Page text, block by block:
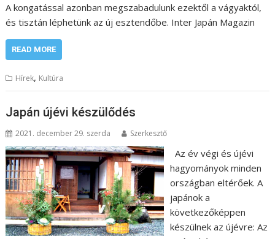
A kongatással azonban megszabadulunk ezektől a vágyaktól,
és tisztán léphetünk az új esztendőbe. Inter Japán Magazin
READ MORE
Hírek, Kultúra
Japán újévi készülődés
2021. december 29. szerda Szerkesztő
Az év végi és újévi
hagyományok minden
országban eltérőek. A
japánok a
következőképpen
készülnek az újévre: Az